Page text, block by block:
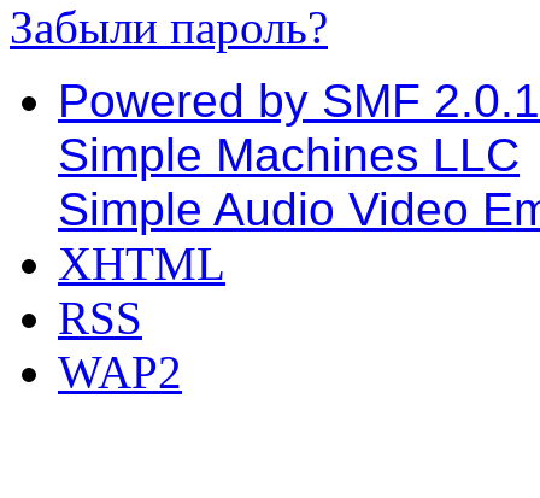
Забыли пароль?
Powered by SMF
Simple Machines LLC
Simple Audio Video
XHTML
RSS
WAP2